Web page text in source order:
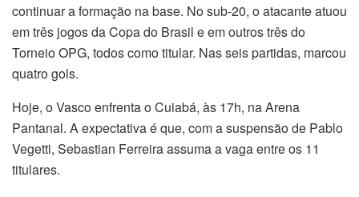
continuar a formação na base. No sub-20, o atacante atuou
em três jogos da Copa do Brasil e em outros três do
Torneio OPG, todos como titular. Nas seis partidas, marcou
quatro gols.
Hoje, o Vasco enfrenta o Cuiabá, às 17h, na Arena
Pantanal. A expectativa é que, com a suspensão de Pablo
Vegetti, Sebastian Ferreira assuma a vaga entre os 11
titulares.